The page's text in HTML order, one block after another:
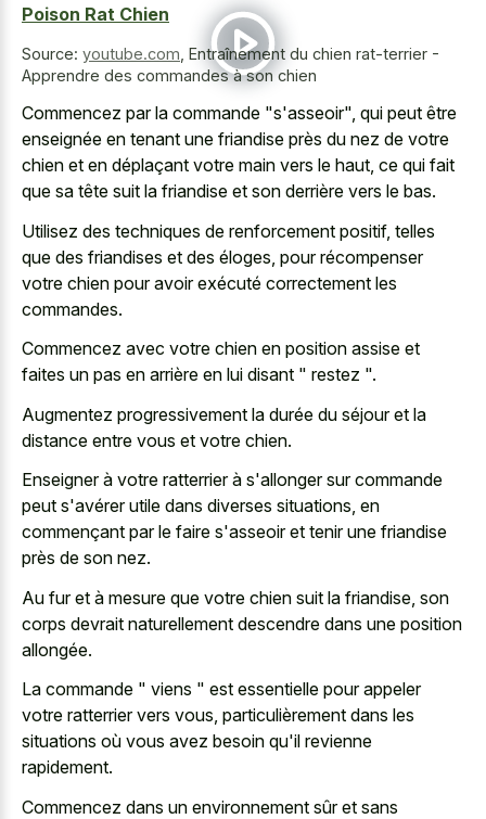
Poison Rat Chien
Source: youtube.com Entraînement du chien rat-terrier -
Apprendre des commandes à son chien
Commencez par la commande "s'asseoir", qui peut être
enseignée en tenant une friandise près du nez de votre
chien et en déplaçant votre main vers le haut, ce qui fait
que sa tête suit la friandise et son derrière vers le bas.
Utilisez des techniques de renforcement positif, telles
que des friandises et des éloges, pour récompenser
votre chien pour avoir exécuté correctement les
commandes.
Commencez avec votre chien en position assise et
faites un pas en arrière en lui disant " restez ".
Augmentez progressivement la durée du séjour et la
distance entre vous et votre chien.
Enseigner à votre ratterrier à s'allonger sur commande
peut s'avérer utile dans diverses situations, en
commençant par le faire s'asseoir et tenir une friandise
près de son nez.
Au fur et à mesure que votre chien suit la friandise, son
corps devrait naturellement descendre dans une position
allongée.
La commande " viens " est essentielle pour appeler
votre ratterrier vers vous, particulièrement dans les
situations où vous avez besoin qu'il revienne
rapidement.
Commencez dans un environnement sûr et sans